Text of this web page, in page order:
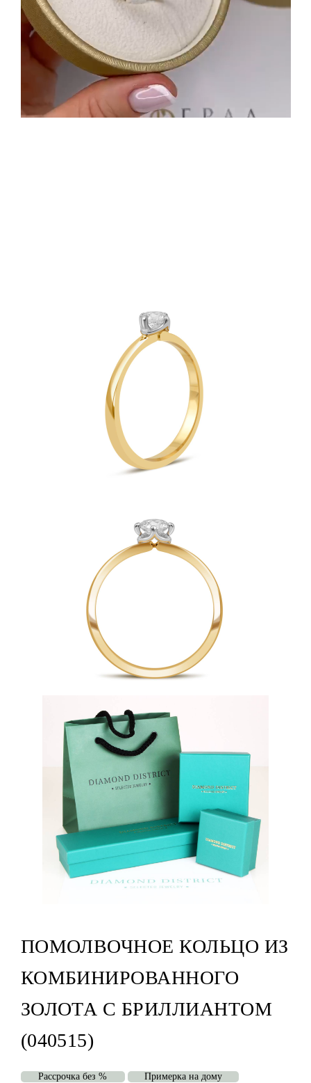
ПОМОЛВОЧНОЕ КОЛЬЦО ИЗ
КОМБИНИРОВАННОГО
ЗОЛОТА С БРИЛЛИАНТОМ
(040515)
Рассрочка без % Примерка на дому